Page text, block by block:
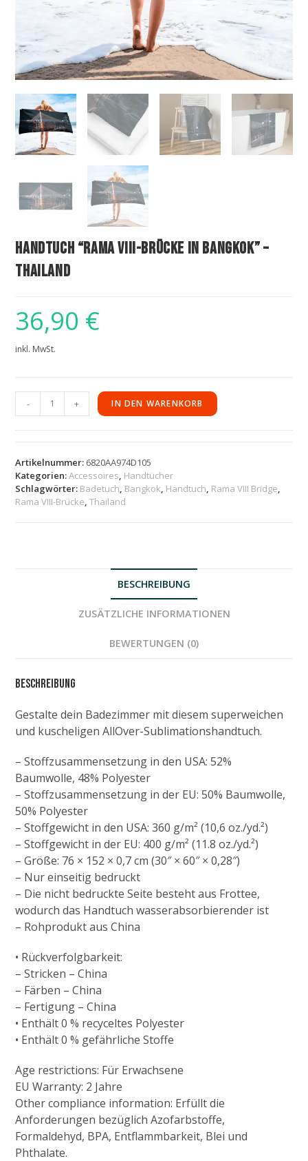
Handtuch “Rama VIII-Brücke in Bangkok” –
Thailand
36,90 €
inkl. MwSt.
- + IN DEN WARENKORB
Artikelnummer: 6820AA974D105
Kategorien:Accessoires Handtücher
Schlagwörter: Badetuch Bangkok Handtuch Rama VIII Bridge
Rama VIII-Brücke ,Thailand
BESCHREIBUNG
ZUSÄTZLICHE INFORMATIONEN
BEWERTUNGEN (0)
Beschreibung
Gestalte dein Badezimmer mit diesem superweichen
und kuscheligen AllOver-Sublimationshandtuch.
– Stoffzusammensetzung in den USA: 52%
Baumwolle, 48% Polyester
– Stoffzusammensetzung in der EU: 50% Baumwolle,
50% Polyester
– Stoffgewicht in den USA: 360 g/m² (10,6 oz./yd.²)
– Stoffgewicht in der EU: 400 g/m² (11.8 oz./yd.²)
– Größe: 76 × 152 × 0,7 cm (30″ × 60″ × 0,28″)
– Nur einseitig bedruckt
– Die nicht bedruckte Seite besteht aus Frottee,
wodurch das Handtuch wasserabsorbierender ist
– Rohprodukt aus China
• Rückverfolgbarkeit:
– Stricken – China
– Färben – China
– Fertigung – China
• Enthält 0 % recyceltes Polyester
• Enthält 0 % gefährliche Stoffe
Age restrictions: Für Erwachsene
EU Warranty: 2 Jahre
Other compliance information: Erfüllt die
Anforderungen bezüglich Azofarbstoffe,
Formaldehyd, BPA, Entflammbarkeit, Blei und
Phthalate.